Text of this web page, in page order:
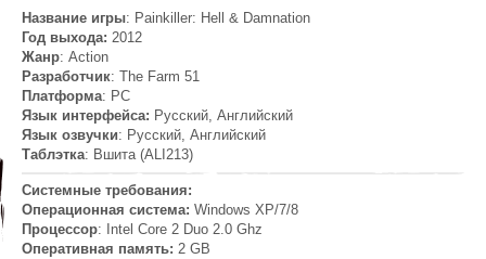
Название игры: Painkiller: Hell & Damnation
Год выхода: 2012
Жанр: Action
Разработчик: The Farm 51
Платформа: PC
Язык интерфейса: Русский, Английский
Язык озвучки: Русский, Английский
Таблэтка: Вшита (ALI213)
Системные требования:
Операционная система: Windows XP/7/8
Процессор: Intel Core 2 Duo 2.0 Ghz
Оперативная память: 2 GB